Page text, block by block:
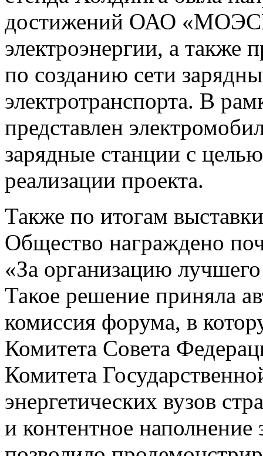
достижений ОАО
электроэнергии, а
по созданию сети
электротранспорта. В
представлен
зарядные станции с
реализации проекта.
Также по итогам
Общество награждено
«За организацию
Такое решение приняла
комиссия форума, в
Комитета Совета
Комитета
энергетических вузов
и контентное